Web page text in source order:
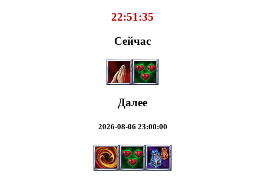
22:51:35
Сейчас
Далее
2026-08-06 23:00:00